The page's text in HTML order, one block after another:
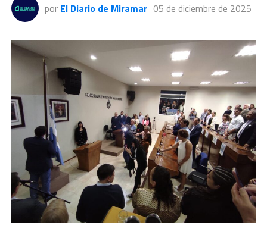
por El Diario de Miramar 05 de diciembre de 2025